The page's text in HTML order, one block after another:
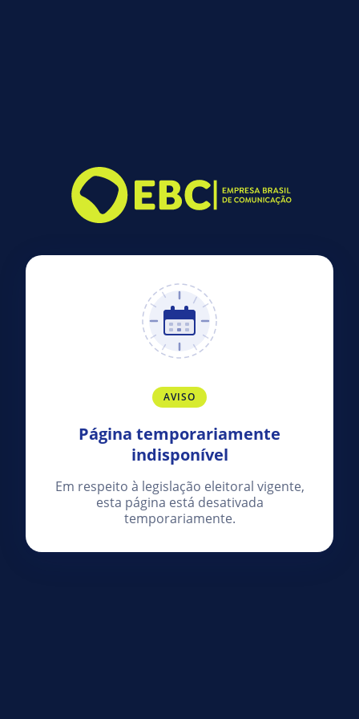
AVISO
Página temporariamente
indisponível
Em respeito à legislação eleitoral vigente,
esta página está desativada
temporariamente.